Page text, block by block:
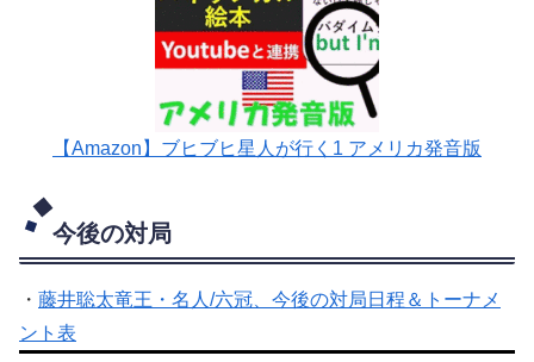
【Amazon】ブヒブヒ星人が行く1 アメリカ発音版
今後の対局
・ 藤井聡太竜王・名人/六冠、今後の対局日程＆トーナメ
ント表